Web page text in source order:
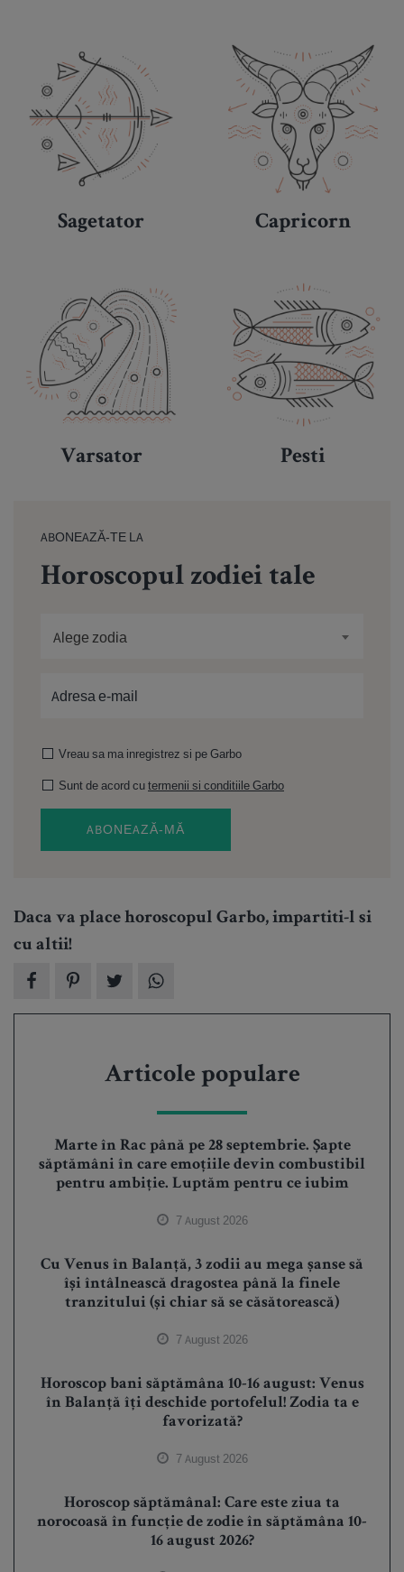
Sagetator Capricorn
Varsator Pesti
ABONEAZĂ-TE LA
Horoscopul zodiei tale
Alege zodia
Vreau sa ma inregistrez si pe Garbo
Sunt de acord cutermenii si conditiile Garbo
ABONEAZĂ-MĂ
Daca va place horoscopul Garbo, impartiti-l si
cu altii!
Articole populare
Marte în Rac până pe 28 septembrie. Șapte
săptămâni în care emoțiile devin combustibil
pentru ambiție. Luptăm pentru ce iubim
7 August 2026
Cu Venus în Balanță, 3 zodii au mega șanse să
își întâlnească dragostea până la finele
tranzitului (și chiar să se căsătorească)
7 August 2026
Horoscop bani săptămâna 10-16 august: Venus
în Balanță îți deschide portofelul! Zodia ta e
favorizată?
7 August 2026
Horoscop săptămânal: Care este ziua ta
norocoasă în funcție de zodie în săptămâna 10-
16 august 2026?